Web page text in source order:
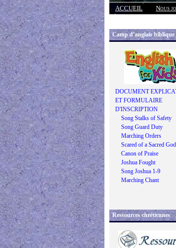
ACCUEIL Nous
Réponses
Camp d’anglais biblique
DOCUMENT
ET FORMULAIRE
D'INSCRIPTION
Song Stalks of Safety
Song Guard Duty
Marching Orders
Scared of a Sacred God
Canon of Praise
Joshua Fought
Song Joshua 1-9
Marching Chant
Ressources chrétiennes